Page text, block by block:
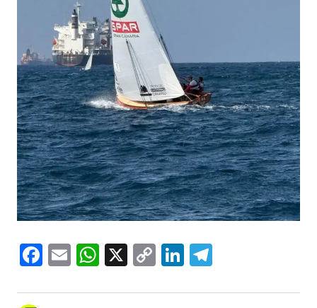
Facebook
EmailWhatsApp
X
CopyLinkedIn